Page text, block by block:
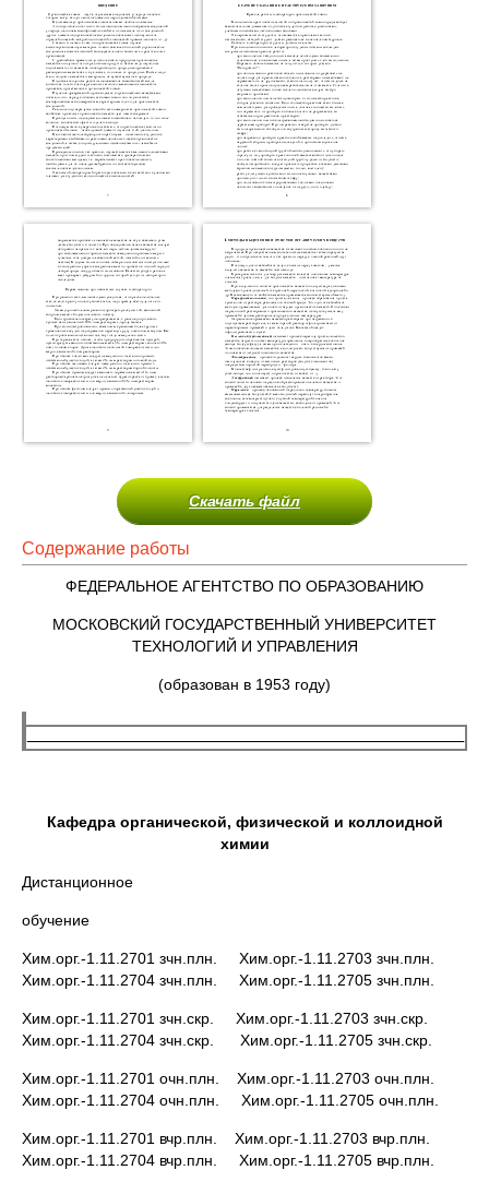
Скачать файл
Содержание работы
ФЕДЕРАЛЬНОЕ АГЕНТСТВО ПО ОБРАЗОВАНИЮ
МОСКОВСКИЙ ГОСУДАРСТВЕННЫЙ УНИВЕРСИТЕТ
ТЕХНОЛОГИЙ И УПРАВЛЕНИЯ
(образован в 1953 году)
Кафедра органической, физической и коллоидной
химии
Дистанционное
обучение
Хим.орг.-1.11.2701 зчн.плн. Хим.орг.-1.11.2703 зчн.плн.
Хим.орг.-1.11.2704 зчн.плн. Хим.орг.-1.11.2705 зчн.плн.
Хим.орг.-1.11.2701 зчн.скр. Хим.орг.-1.11.2703 зчн.скр.
Хим.орг.-1.11.2704 зчн.скр. Хим.орг.-1.11.2705 зчн.скр.
Хим.орг.-1.11.2701 очн.плн. Хим.орг.-1.11.2703 очн.плн.
Хим.орг.-1.11.2704 очн.плн. Хим.орг.-1.11.2705 очн.плн.
Хим.орг.-1.11.2701 вчр.плн. Хим.орг.-1.11.2703 вчр.плн.
Хим.орг.-1.11.2704 вчр.плн. Хим.орг.-1.11.2705 вчр.плн.